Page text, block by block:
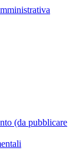
(da pubblicare